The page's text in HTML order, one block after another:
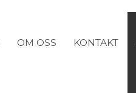
OM OSS KONTAKT